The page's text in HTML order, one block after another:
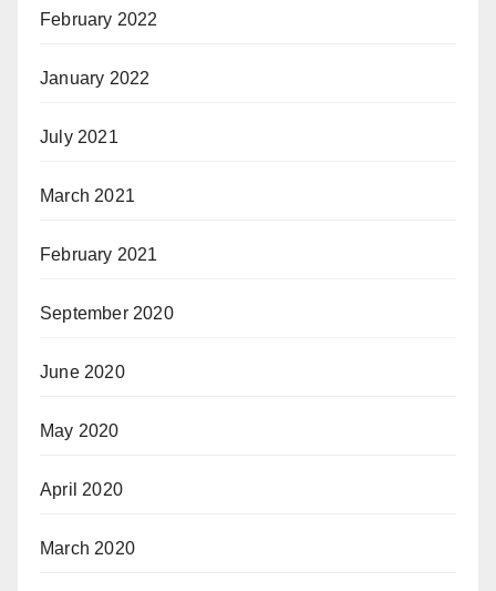
February 2022
January 2022
July 2021
March 2021
February 2021
September 2020
June 2020
May 2020
April 2020
March 2020